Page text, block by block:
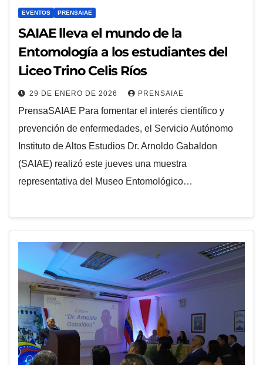
EVENTOS PRENSAIAE
SAIAE lleva el mundo de la
Entomología a los estudiantes del
Liceo Trino Celis Ríos
29 DE ENERO DE 2026 PRENSAIAE
PrensaSAIAE Para fomentar el interés científico y
prevención de enfermedades, el Servicio Autónomo
Instituto de Altos Estudios Dr. Arnoldo Gabaldon
(SAIAE) realizó este jueves una muestra
representativa del Museo Entomológico…